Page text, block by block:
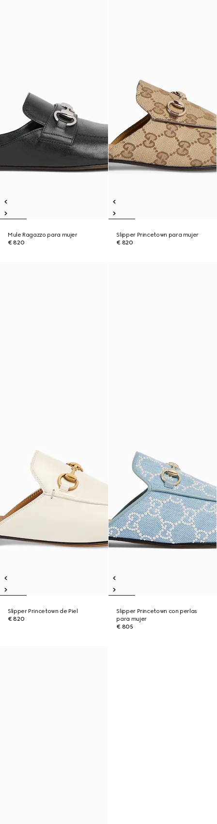
Mule Ragazzo para mujer
€ 820
Slipper Princetown para mujer
€ 820
Slipper Princetown de Piel
€ 820
Slipper Princetown con perlas
para mujer
€ 805